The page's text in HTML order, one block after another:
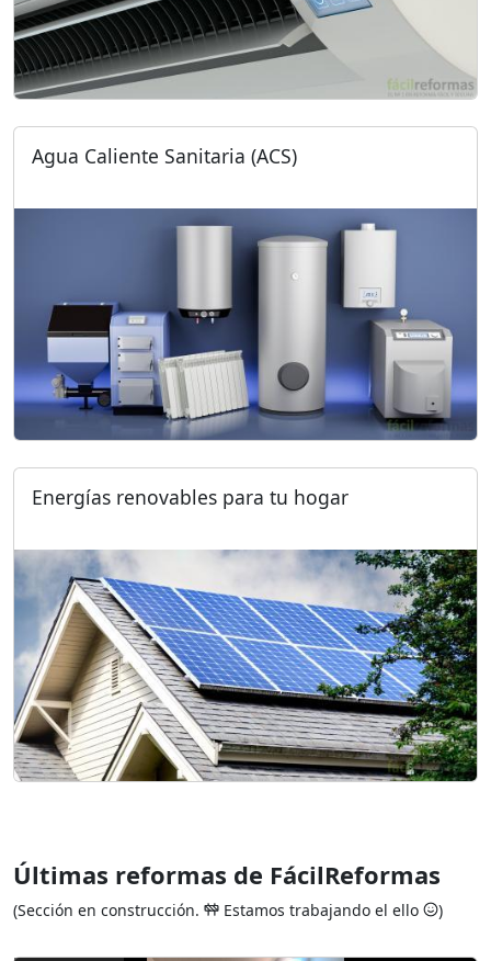
Agua Caliente Sanitaria (ACS)
Energías renovables para tu hogar
Últimas reformas de FácilReformas
(Sección en construcción. Estamos trabajando el ello )